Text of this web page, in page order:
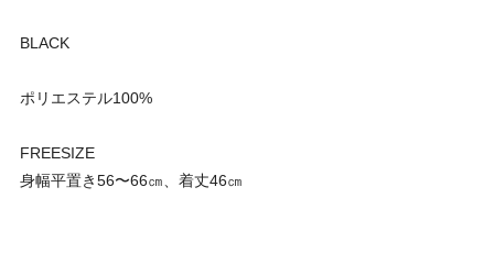
BLACK
ポリエステル100%
FREESIZE
身幅平置き56〜66㎝、着丈46㎝